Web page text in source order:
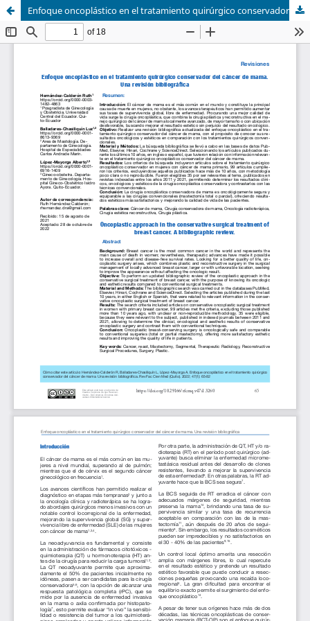
Enfoque oncoplástico en el tratamiento quirúrgico conservador del cáncer de mama. Una revisión bibliográfica